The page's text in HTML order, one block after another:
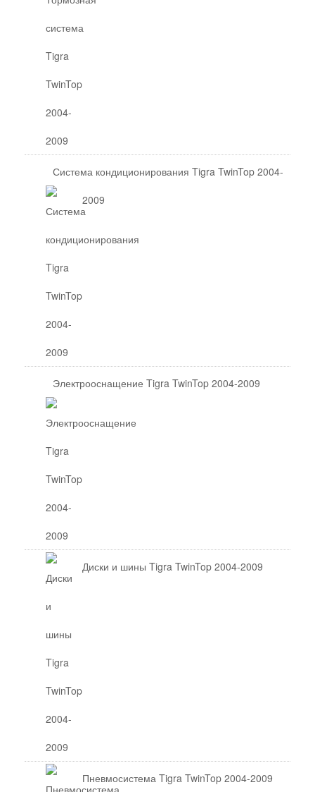
Система кондиционирования Tigra TwinTop 2004-
2009
Электрооснащение Tigra TwinTop 2004-2009
Диски и шины Tigra TwinTop 2004-2009
Пневмосистема Tigra TwinTop 2004-2009